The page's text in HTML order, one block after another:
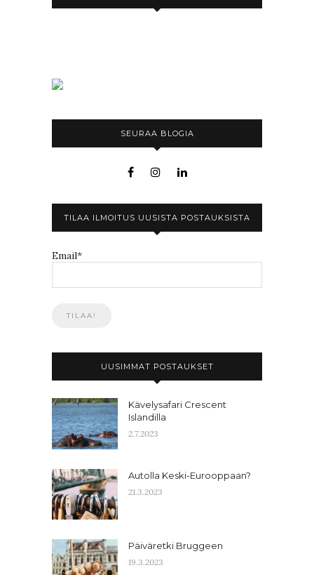
SEURAA BLOGIA
TILAA ILMOITUS UUSISTA POSTAUKSISTA
Email*
UUSIMMAT POSTAUKSET
Kävelysafari Crescent
Islandilla
2.7.2023
Autolla Keski-Eurooppaan?
21.3.2023
Päiväretki Bruggeen
19.3.2023